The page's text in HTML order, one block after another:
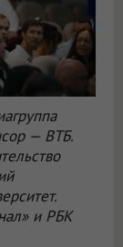
— ВТБ.
и РБК